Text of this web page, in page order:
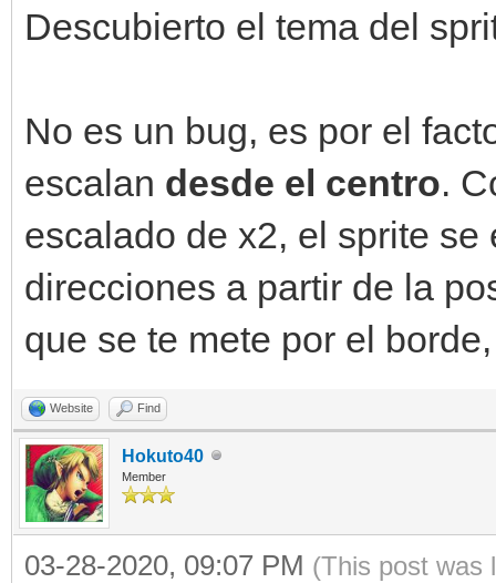
and self.y < 430):
self.y +=
self.y)
Descubierto el tema del
No es un bug, es por el
escalan desde el centro.
escalado de x2, el sprite
direcciones a partir de la
que se te mete por el
Website Find
Hokuto40
Member
03-28-2020, 09:07 PM (This post was